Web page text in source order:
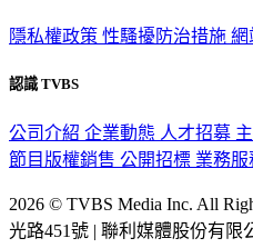
隱私權政策 性騷擾防治措施 網
認識 TVBS
公司介紹 企業動態 人才招募
節目版權銷售 公開招標 業務服
2026 © TVBS Media Inc. All
光路451號 | 聯利媒體股份有限